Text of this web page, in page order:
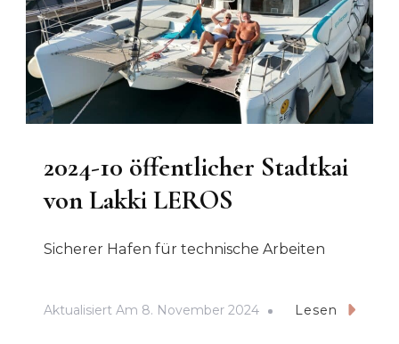
2024-10 öffentlicher Stadtkai
von Lakki LEROS
Sicherer Hafen für technische Arbeiten
Aktualisiert Am 8. November 2024 Lesen